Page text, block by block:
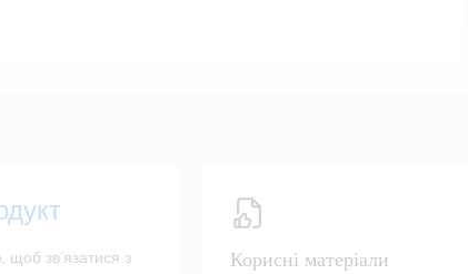
щоб зв’язатися з
Корисні матеріали